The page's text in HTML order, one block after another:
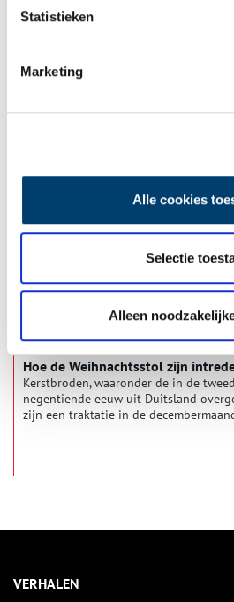
Statistieken
Marketing
Alle cookies
Selectie
Alleen
Tijdens de kerstvakantie is het
Eerste Kerstdag en Oud- en
kracht van water en vuur!
Hoe de Weihnachtsstol zijn
Kerstbroden, waaronder de in de
negentiende eeuw uit Duitsland
zijn een traktatie in de
VERHALEN